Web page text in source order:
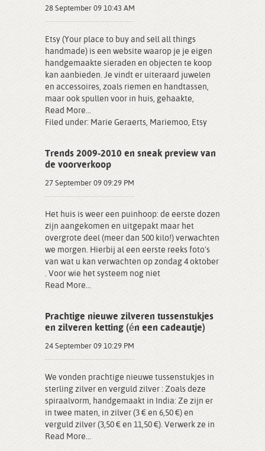
28 September 09 10:43 AM
Etsy (Your place to buy and sell all things
handmade) is een website waarop je je eigen
handgemaakte sieraden en objecten te koop
kan aanbieden. Je vindt er uiteraard juwelen
en accessoires, zoals riemen en handtassen,
maar ook spullen voor in huis, gehaakte,
Read More...
Filed under: Marie Geraerts, Mariemoo, Etsy
Trends 2009-2010 en sneak preview van
de voorverkoop
27 September 09 09:29 PM
Het huis is weer een puinhoop: de eerste dozen
zijn aangekomen en uitgepakt maar het
overgrote deel (meer dan 500 kilo!) verwachten
we morgen. Hierbij al een eerste reeks foto's
van wat u kan verwachten op zondag 4 oktober
. Voor wie het systeem nog niet
Read More...
Prachtige nieuwe zilveren tussenstukjes
en zilveren ketting (én een cadeautje)
24 September 09 10:29 PM
We vonden prachtige nieuwe tussenstukjes in
sterling zilver en verguld zilver : Zoals deze
spiraalvorm, handgemaakt in India: Ze zijn er
in twee maten, in zilver (3 € en 6,50 €) en
verguld zilver (3,50 € en 11,50 €). Verwerk ze in
Read More...